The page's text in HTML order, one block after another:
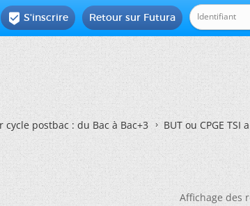
Retour sur Futura
 S'inscrire
cycle postbac : du Bac à Bac+3 BUT ou CPGE
Affichage des